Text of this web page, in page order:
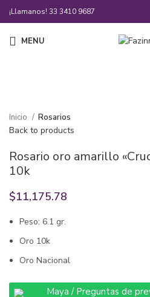
¡Llamanos! 33 3410 9687
MENU
Inicio Rosarios
Back to products
Rosario oro amarillo
10k
$11,175.78
Peso: 6.1 gr.
Oro 10k
Oro Nacional
Maya / Preguntas de